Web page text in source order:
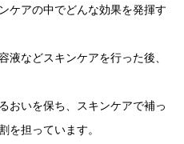
ケアの中でどんな効果を発揮す
液などスキンケアを行った後、
おいを保ち、スキンケアで補っ
を担っています。